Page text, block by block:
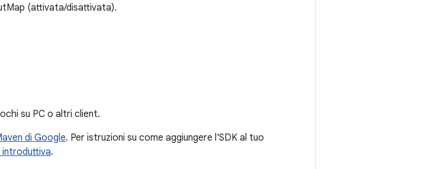
(attivata/disattivata).
su PC o altri client.
di Google. Per istruzioni su come aggiungere l'SDK al tuo
introduttiva.